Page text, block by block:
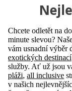
Chcete odletět na
minute slevou?
vám usnadní výběr
exotických destinací
služby. Ať už jsou
pláži, all inclusive
v našich